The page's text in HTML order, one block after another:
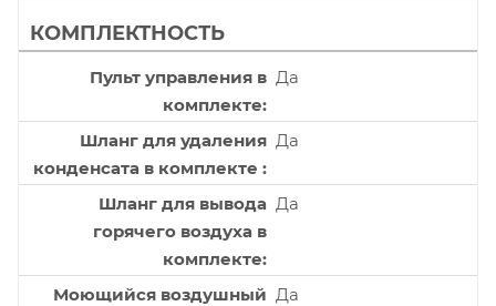
КОМПЛЕКТНОСТЬ
Пульт управления в
комплекте
Да
Шланг для удаления
конденсата в комплекте
Да
Шланг для вывода
горячего воздуха в
комплекте
Да
Моющийся воздушный Да